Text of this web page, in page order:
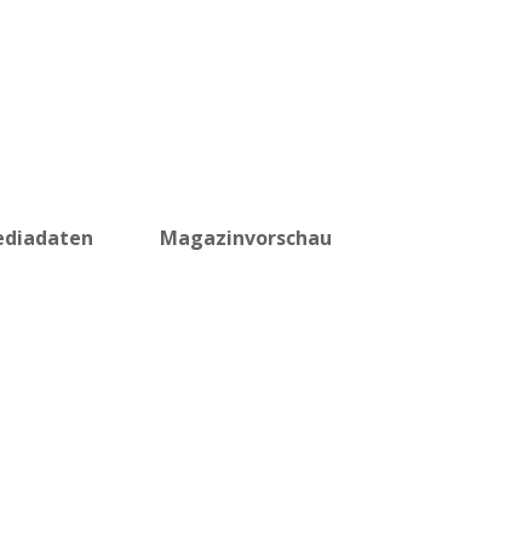
Magazinvorschau